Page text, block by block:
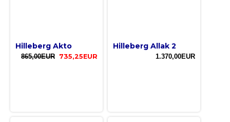
Hilleberg Akto
865,00EUR 735,25EUR
Hilleberg Allak 2
1.370,00EUR